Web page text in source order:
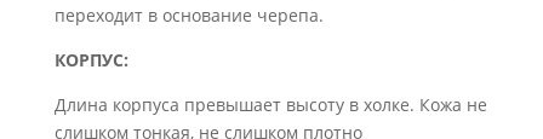
переходит в основание черепа.
КОРПУС:
Длина корпуса превышает высоту в холке. Кожа не
слишком тонкая, не слишком плотно